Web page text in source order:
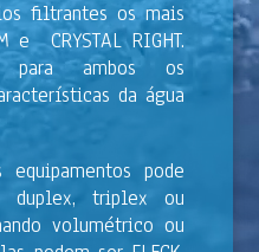
filtrantes os mais
CRYSTAL RIGHT.
para ambos os
da água
pode
duplex, triplex ou
volumétrico ou